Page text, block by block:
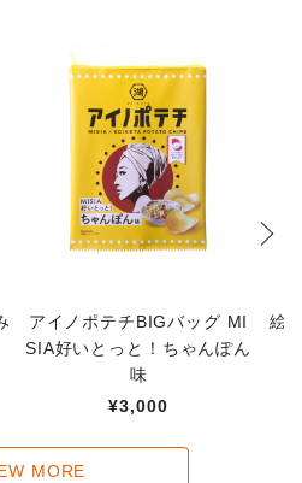
アイノポテチBIGバッグ MI
SIA好いとっと！ちゃんぽん
味
¥3,000
絵
MORE